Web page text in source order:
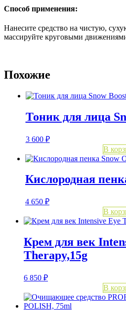
Epi
turnover
boosting
peeling
gel,100ml
Способ применения:
Нанесите средство на чистую,
массируйте круговыми
Похожие
Тоник для лица
3 600 ₽
В
Кислородная
4 650 ₽
В
Крем для век
Therapy,15g
6 850 ₽
В